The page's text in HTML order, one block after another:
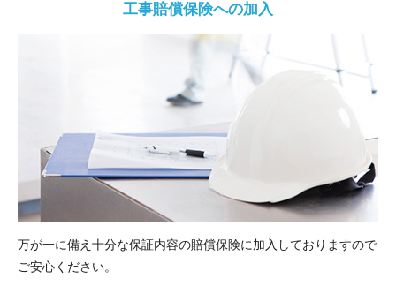
工事賠償保険への加入
万が一に備え十分な保証内容の賠償保険に加入しておりますので
ご安心ください。